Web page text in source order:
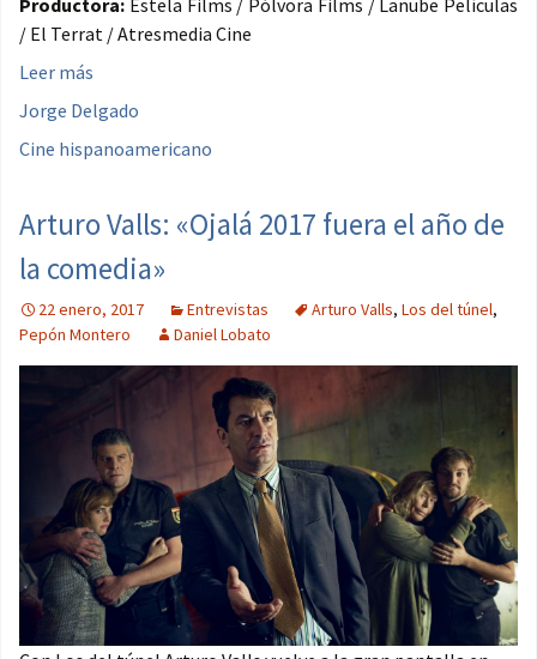
/ El Terrat / Atresmedia Cine
Leer más
Jorge Delgado
Cine hispanoamericano
Arturo Valls: «Ojalá 2017 fuera el año de
la comedia»
22 enero, 2017 Entrevistas Arturo Valls, Los del túnel,
Pepón Montero
Daniel Lobato